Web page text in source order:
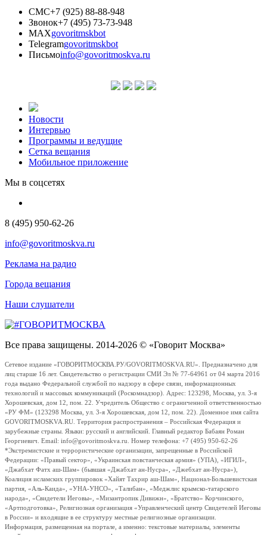
СМС+7 (925) 88-88-948
Звонок+7 (495) 73-73-948
MAXgovoritmskbot
Telegramgovoritmskbot
Письмоinfo@govoritmoskva.ru
Новости
Интервью
Программы и ведущие
Сетка вещания
Мобильное приложение
Мы в соцсетях
8 (495) 950-62-26
info@govoritmoskva.ru
Реклама на радио
Города вещания
Наши слушатели
Все права защищены. 2014-2026 © «Говорит Москва»
Сетевое издание «ГОВОРИТМОСКВА.РУ/GOVORITMOSKVA.RU». Предназначено для
лиц старше 16 лет. Свидетельство о регистрации СМИ Эл № 77-64961 от 04 марта 2016
года выдано Федеральной службой по надзору в сфере связи, информационных
технологий и массовых коммуникаций (Роскомнадзор). Адрес: 123298, Москва, ул. 3-я
Хорошевская, дом 12, пом. 22. Учредитель Общество с ограниченной ответственностью
«РУ ФМ» (123298 Москва, ул. 3-я Хорошевская, дом 12, пом. 22). Доменное имя сайта
GOVORITMOSKVA.RU. Территория распространения – Российская Федерация и
зарубежные страны. Языки: русский и английский. Главный редактор Бабаян Роман
Георгиевич. Email: info@govoritmoskva.ru. Номер телефона: +7 (495) 950-62-26
*Экстремистские и террористические организации, запрещенные в Российской
Федерации: «Правый сектор», «Украинская повстанческая армия» (УПА), «ИГИЛ»,
«Джабхат Фатх аш-Шам» (бывшая «Джабхат ан-Нусра», «Джебхат ан-Нусра»),
Коалиция исламских группировок «Хайят Тахрир аш-Шам», Национал-Большевистская
партия, «Аль-Каида», «УНА-УНСО», «Талибан», «Меджлис крымско-татарского
народа», «Свидетели Иеговы», «Мизантропик Дивижн», «Братство» Корчинского,
«Артподготовка», Религиозная организация «Управленческий центр Свидетелей Иеговы
в России» и входящие в ее структуру местные религиозные организации.
Информация, размещенная на портале, а именно: текстовые материалы, элементы